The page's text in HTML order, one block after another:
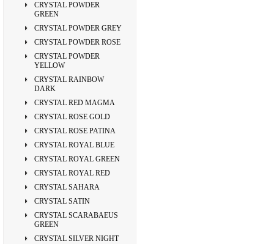
CRYSTAL POWDER
GREEN
CRYSTAL POWDER GREY
CRYSTAL POWDER ROSE
CRYSTAL POWDER
YELLOW
CRYSTAL RAINBOW
DARK
CRYSTAL RED MAGMA
CRYSTAL ROSE GOLD
CRYSTAL ROSE PATINA
CRYSTAL ROYAL BLUE
CRYSTAL ROYAL GREEN
CRYSTAL ROYAL RED
CRYSTAL SAHARA
CRYSTAL SATIN
CRYSTAL SCARABAEUS
GREEN
CRYSTAL SILVER NIGHT